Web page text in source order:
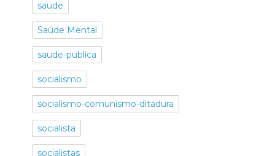
saude
Saúde Mental
saude-publica
socialismo
socialismo-comunismo-ditadura
socialista
socialistas